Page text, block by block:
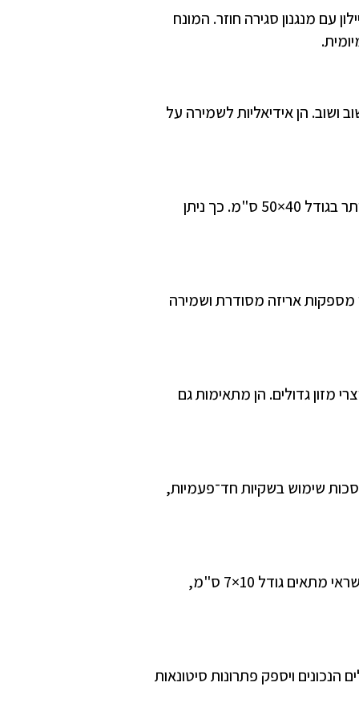
עם מנגנון סגירה חוזר. המונח
ושוב. הן אידיאליות לשמירה על
במיטב תמצאו 12 גדלים שונים של שקיות פסגור – מהקטנות ביותר בגודל 6×4 ס"מ ועד הגדולות ביותר בגודל 40×50 ס"מ. כך ניתן
מספקות אריזה מסודרת ושמירה
מזון גדולים. הן מתאימות גם
שימוש בשקיות חד־פעמיות,
בוחרים לפי המוצר – מודדים אותו ומוסיפים מרווח של 1–2 ס"מ מכל צד. לדוגמה: לאריזת כרטיס אשראי מתאים גודל 10×7 ס"מ,
הנכונים ויספק פתרונות סיטונאות